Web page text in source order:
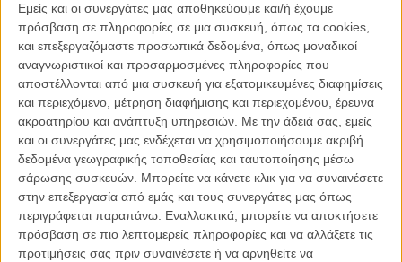
Εμείς και οι συνεργάτες μας αποθηκεύουμε και/ή έχουμε
πρόσβαση σε πληροφορίες σε μια συσκευή, όπως τα cookies,
και επεξεργαζόμαστε προσωπικά δεδομένα, όπως μοναδικοί
αναγνωριστικοί και προσαρμοσμένες πληροφορίες που
αποστέλλονται από μια συσκευή για εξατομικευμένες διαφημίσεις
και περιεχόμενο, μέτρηση διαφήμισης και περιεχομένου, έρευνα
ακροατηρίου και ανάπτυξη υπηρεσιών. Με την άδειά σας, εμείς
και οι συνεργάτες μας ενδέχεται να χρησιμοποιήσουμε ακριβή
δεδομένα γεωγραφικής τοποθεσίας και ταυτοποίησης μέσω
σάρωσης συσκευών. Μπορείτε να κάνετε κλικ για να συναινέσετε
στην επεξεργασία από εμάς και τους συνεργάτες μας όπως
περιγράφεται παραπάνω. Εναλλακτικά, μπορείτε να αποκτήσετε
πρόσβαση σε πιο λεπτομερείς πληροφορίες και να αλλάξετε τις
προτιμήσεις σας πριν συναινέσετε ή να αρνηθείτε να
Στο ρόλο ενός παιδιού που βλέπει νεκρούς, ο Νορμαν δεν είναι
απλά ο αρχετυπικός μπόμπιρας που κανείς δεν πιστεύει ότι είναι
«φυσιολογικός». Γιατί απλά δεν είναι. Σε μια ιστορία ενηλικίωσης
που θα λάτρευε ο Τιμ Μπάρτον, θα ζήλευε ο Νιλ Γκέιμαν
(συγγραφέας του «Coraline») και σκηνές που θυμίζουν από το
«Beetlejuice» μέχρι τον «Ψαλιδοχέρη», το «ParaNorman» μοιάζει με
το «Frankenweenie» σε περισσότερα σημεία εκτός από το ότι
μοιράζονται σχεδόν το ίδιο logo.
Δείτε το τρίτο τρέιλερ της ταινίας παρακάτω και διαβάστε
περισσότερα για το«ParaNorman»και το«Frankenweenie». Το
Φθινόπωρο του 2012 (το πρώτο βγαίνει τον Σεπτέμβριο, το
δεύτερο τον Οκτώβριο) θα ξέρουμε τι άλλο τα ενώνει...